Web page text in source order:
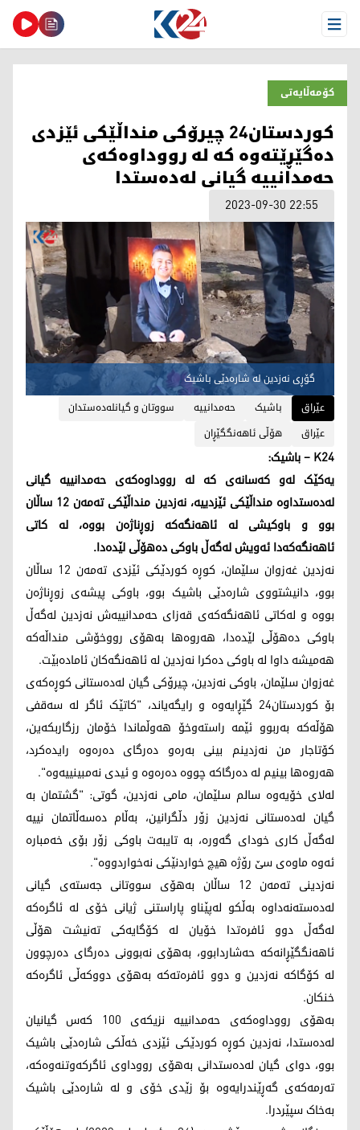
Open Menu
کۆمەڵایەتی
کوردستان24 چیرۆکی منداڵێکی ئێزدی
دەگێڕێتەوە کە لە رووداوەکەی
حەمدانییە گیانی لەدەستدا
2023-09-30 22:55
گۆڕی نەزدین لە شارەدێی باشیک
عێراق
باشیک حەمدانییە
سووتان و گیانله‌ده‌ستدان
عێراق
هۆڵی ئاهەنگگێڕان
K24 – باشیک:
یەکێک لەو کەسانەی کە لە رووداوەکەی حەمدانییە گیانی
لەدەستداوە منداڵێکی ئێزدییە، نەزدین منداڵێکی تەمەن 12 ساڵان
بوو و باوكیشی له‌ ئاهه‌نگه‌کە زوڕناژەن بووه‌، له‌ كاتی
ئاهه‌نگه‌كه‌دا ئەویش لەگەڵ باوکی دەهۆڵی لێدەدا.
نەزدین غەزوان سلێمان، کوڕە کوردێکی ئێزدی تەمەن 12 ساڵان
بوو، دانیشتووی شارەدێی باشیک بوو، باوکی پیشەی زوڕناژەن
بووە و لەکاتی ئاهەنگەکەی قەزای حەمدانییەش نەزدین لەگەڵ
باوکی دەهۆڵی لێدەدا، هەروەها بەهۆی رووخۆشی منداڵەكه‌
هەمیشە داوا لە باوکی دەکرا نه‌زدین له‌ ئاهه‌نگه‌كان ئاماده‌بێت.
غەزوان سلێمان، باوکی نەزدین، چیرۆکی گیان لەدەستانی کوڕەکەی
بۆ کوردستان24 گێڕایەوە و رایگەیاند، "کاتێک ئاگر لە سەقفی
هۆڵەکە بەربوو ئێمە راستەوخۆ هەوڵماندا خۆمان رزگاربکەین،
کۆتاجار من نەزدینم بینی بەرەو دەرگای دەرەوە رایدەکرد،
هەروەها بینیم لە دەرگاکە چووە دەرەوە و ئیدی نەمبینییەوە".
لەلای خۆیەوە سالم سلێمان، مامی نەزدین، گوتی: "گشتمان بە
گیان لەدەستانی نەزدین زۆر دڵگرانین، بەڵام دەسەڵاتمان نییە
لەگەڵ کاری خودای گەورە، بە تایبەت باوکی زۆر بۆی خەمبارە
ئەوە ماوەی سێ رۆژە هیچ خواردنێکی نەخواردووە".
نەزدینی تەمەن 12 ساڵان بەهۆی سووتانی جەستەی گیانی
لەدەستەنەداوە بەڵکو لەپێناو پاراستنی ژیانی خۆی لە ئاگرەکە
لەگەڵ دوو ئافرەتدا خۆیان لە کۆگایەکی تەنیشت هۆڵی
ئاهەنگگێڕانەکە حەشاردابوو، بەهۆی نەبوونی دەرگای دەرچوون
لە کۆگاکە نەزدین و دوو ئافرەتەکە بەهۆی دووکەڵی ئاگرەکە
خنکان.
بەهۆی رووداوەکەی حەمدانییە نزیکەی 100 کەس گیانیان
لەدەستدا، نەزدین کوڕە کوردێکی ئێزدی خەڵکی شارەدێی باشیک
بوو، دوای گیان لەدەستدانی بەهۆی رووداوی ئاگرکەوتنەوەکە،
تەرمەکەی گەڕێندرایەوە بۆ زێدی خۆی و لە شارەدێی باشیک
بەخاک سپێردرا.